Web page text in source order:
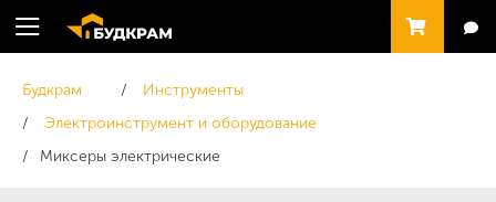
Будкрам
Инструменты
Электроинструмент и оборудование
Миксеры электрические